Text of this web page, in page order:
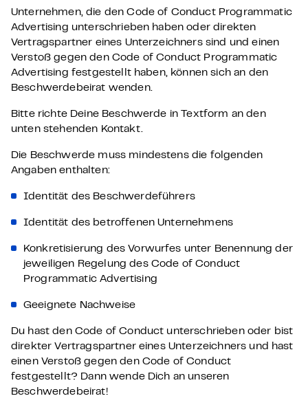
Unternehmen, die den Code of Conduct Programmatic
Advertising unterschrieben haben oder direkten
Vertragspartner eines Unterzeichners sind und einen
Verstoß gegen den Code of Conduct Programmatic
Advertising festgestellt haben, können sich an den
Beschwerdebeirat wenden.
Bitte richte Deine Beschwerde in Textform an den
unten stehenden Kontakt.
Die Beschwerde muss mindestens die folgenden
Angaben enthalten:
Identität des Beschwerdeführers
Identität des betroffenen Unternehmens
Konkretisierung des Vorwurfes unter Benennung der
jeweiligen Regelung des Code of Conduct
Programmatic Advertising
Geeignete Nachweise
Du hast den Code of Conduct unterschrieben oder bist
direkter Vertragspartner eines Unterzeichners und hast
einen Verstoß gegen den Code of Conduct
festgestellt? Dann wende Dich an unseren
Beschwerdebeirat!